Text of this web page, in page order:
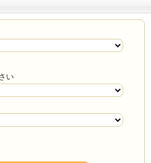
こたつが欲しい
えたい
みたい
した座卓が欲しい
い